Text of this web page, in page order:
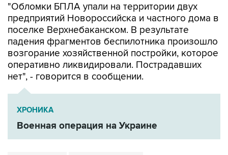
"Обломки БПЛА упали на территории двух
предприятий Новороссийска и частного дома в
поселке Верхнебаканском. В результате
падения фрагментов беспилотника произошло
возгорание хозяйственной постройки, которое
оперативно ликвидировали. Пострадавших
нет", - говорится в сообщении.
ХРОНИКА
Военная операция на Украине